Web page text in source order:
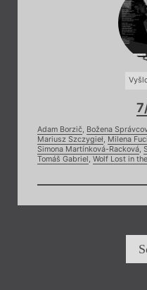
Adam Borzič, Božena
Mariusz Szczygieł, Milena
Simona Martínková-Racková,
Tomáš Gabriel, Wolf Lost in